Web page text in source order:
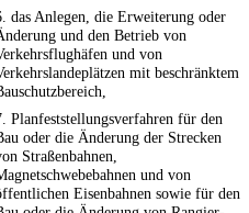
das Anlegen, die Erweiterung oder
und den Betrieb von
und von
mit beschränktem
Planfeststellungsverfahren für den
oder die Änderung der Strecken
Straßenbahnen,
und von
Eisenbahnen sowie für den